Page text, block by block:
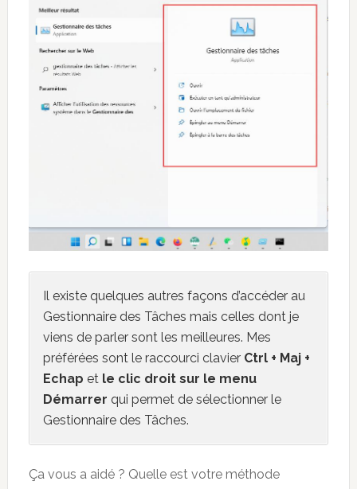
Il existe quelques autres façons d’accéder au
Gestionnaire des Tâches mais celles dont je
viens de parler sont les meilleures. Mes
préférées sont le raccourci clavier Ctrl + Maj +
Echap et le clic droit sur le menu
Démarrer qui permet de sélectionner le
Gestionnaire des Tâches.
Ça vous a aidé ? Quelle est votre méthode